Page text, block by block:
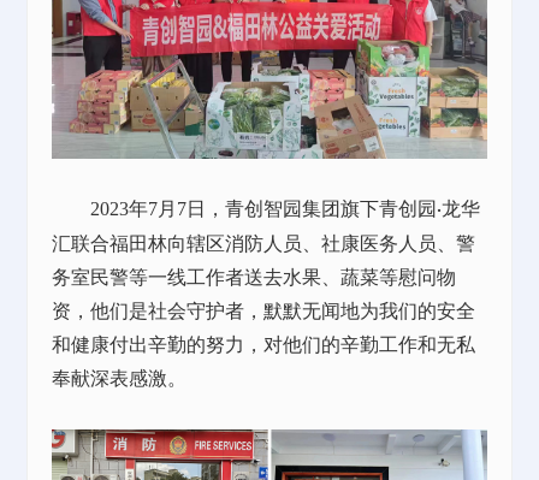
2023年7月7日 ，青创智园集团旗下青创园 ·龙华
汇联合福田林向辖区消防人员、社康医务人员、警
务室民警等一线工作者送去水果、蔬菜等慰问物
资，他们是社会守护者，默默无闻地为我们的安全
和健康付出辛勤的努力，对他们的辛勤工作和无私
奉献深表感激。